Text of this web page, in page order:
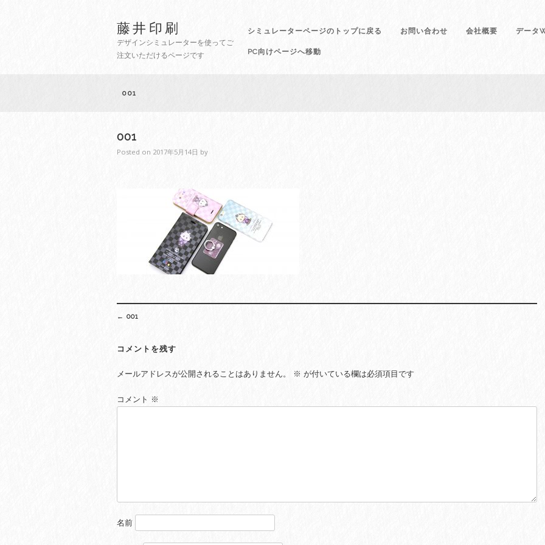
藤井印刷
デザインシミュレーターを使ってご
注文いただけるページです
シミュレーターページのトップに戻る お問い合わせ 会社概要 データ
PC向けページへ移動
001
001
Posted on 2017年5月14日 by
navigation
← 001
コメントを残す
メールアドレスが公開されることはありません。 ※ が付いている欄は必須項目です
コメント ※
名前